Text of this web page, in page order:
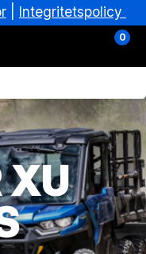
| Integritetspolicy
0
& Tillbehör
delar & Tillbehör
Sprängskisser
Nya fordon
XU